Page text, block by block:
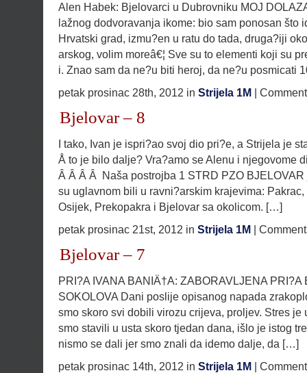
Alen Habek: Bjelovarci u Dubrovniku MOJ
lažnog dodvoravanja ikome: bio sam ponosan što
Hrvatski grad, izmu?en u ratu do tada, druga?iji
arskog, volim moreâ€¦ Sve su to elementi koji su
i. Znao sam da ne?u biti heroj, da ne?u posmicati
petak prosinac 28th, 2012 in Strijela 1M |
Bjelovar – 8
I tako, Ivan je ispri?ao svoj dio pri?e, a Strijela je
Å to je bilo dalje? Vra?amo se Alenu i njegovome
Â Â Â Â Naša postrojba 1 STRD PZO
su uglavnom bili u ravni?arskim krajevima:
Osijek, Prekopakra i Bjelovar sa okolicom. […]
petak prosinac 21st, 2012 in Strijela 1M |
Bjelovar – 7
PRI?A IVANA BANIÄ†A: ZABORAVLJENA PRI?A
SOKOLOVA Dani poslije opisanog napada
smo skoro svi dobili virozu crijeva, proljev. Stres je
smo stavili u usta skoro tjedan dana, išlo je istog
nismo se dali jer smo znali da idemo dalje, da […]
petak prosinac 14th, 2012 in Strijela 1M |